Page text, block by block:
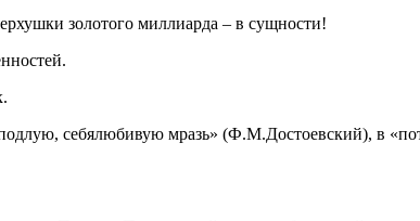
золотого миллиарда – в сущности!
себялюбивую мразь» (Ф.М.Достоевский), в